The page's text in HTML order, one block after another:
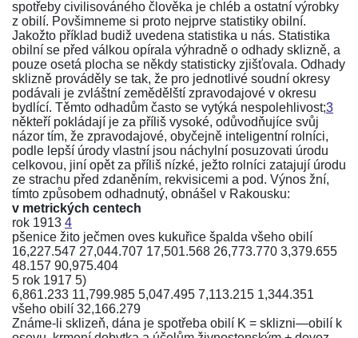
spotřeby civilisováného člověka je chléb a ostatní výrobky
z obilí. Povšimneme si proto nejprve statistiky obilní.
Jakožto příklad budiž uvedena statistika u nás. Statistika
obilní se před válkou opírala výhradně o odhady sklizně, a
pouze osetá plocha se někdy statisticky zjišťovala. Odhady
sklizně prováděly se tak, že pro jednotlivé soudní okresy
podávali je zvláštní zemědělští zpravodajové v okresu
bydlící. Těmto odhadům často se vytýká nespolehlivost;3
někteří pokládají je za příliš vysoké, odůvodňujíce svůj
názor tím, že zpravodajové, obyčejně inteligentní rolníci,
podle lepší úrody vlastní jsou náchylní posuzovati úrodu
celkovou, jiní opět za příliš nízké, ježto rolníci zatajují úrodu
ze strachu před zdaněním, rekvisicemi a pod. Výnos žní,
tímto způsobem odhadnutý, obnášel v Rakousku:
v metrických centech
rok 1913 4
pšenice žito ječmen oves kukuřice špalda všeho obilí
16,227.547 27,044.707 17,501.568 26,773.770 3,379.655
48.157 90,975.404
5 rok 1917 5)
6,861.233 11,799.985 5,047.495 7,113.215 1,344.351
všeho obilí 32,166.279
Známe-li sklizeň, dána je spotřeba obilí K = sklizni—obilí k